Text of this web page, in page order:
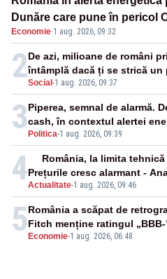
Dunăre care pune în pericol
cunoscută de pe vremea lui
Economie·1 aug. 2026, 09:32
2Social -1 aug. 2026, 09:37
De azi, milioane de români
întâmplă dacă ți se strică un
3 Politica-1 aug. 2026, 09:39
Piperea, semnal de alarmă.
cash, în contextul alertei
4Actualitate-1 aug. 2026, 09:46
România, la limita
Prețurile cresc alarmant -
5 Economie-1 aug. 2026, 06:48
România a scăpat de
Fitch menține ratingul